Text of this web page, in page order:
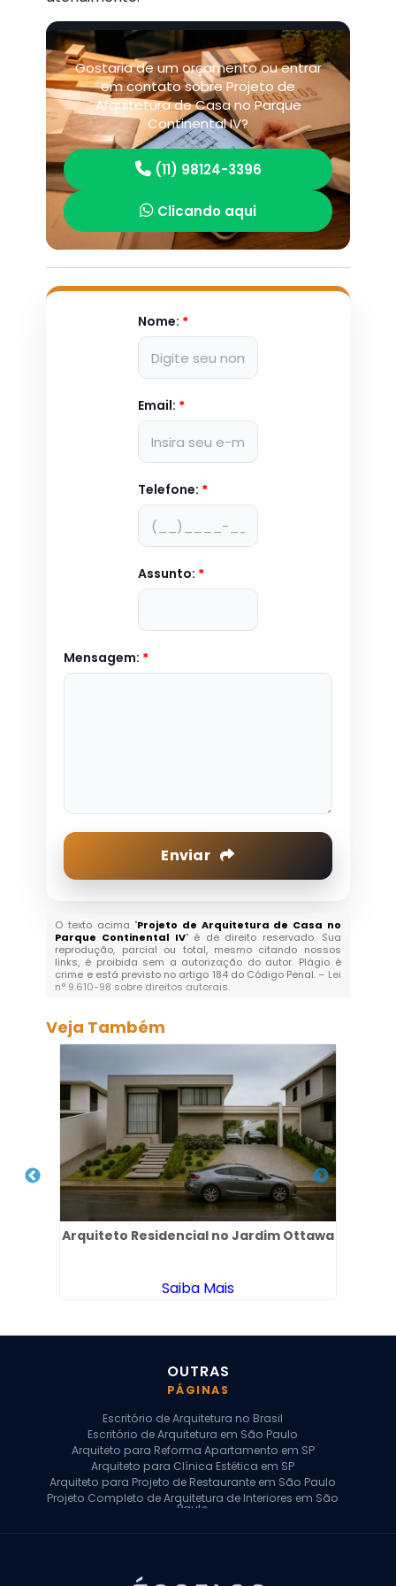
Gostaria de um orçamento ou entrar
em contato sobre Projeto de
Arquitetura de Casa no Parque
Continental IV?
(11) 98124-3396
Clicando aqui
Nome: *
Email: *
Telefone: *
Assunto: *
Mensagem: *
Enviar
O texto acima "Projeto de Arquitetura de Casa no
Parque Continental IV" é de direito reservado. Sua
reprodução, parcial ou total, mesmo citando nossos
links, é proibida sem a autorização do autor. Plágio é
crime e está previsto no artigo 184 do Código Penal. – Lei
n° 9.610-98 sobre direitos autorais.
Veja Também
Arquiteto Residencial no Jardim Ottawa
Saiba Mais
OUTRAS
PÁGINAS
Escritório de Arquitetura no Brasil
Escritório de Arquitetura em São Paulo
Arquiteto para Reforma Apartamento em SP
Arquiteto para Clínica Estética em SP
Arquiteto para Projeto de Restaurante em São Paulo
Projeto Completo de Arquitetura de Interiores em São
Paulo
Arquiteto para Projeto Comercial em São Paulo